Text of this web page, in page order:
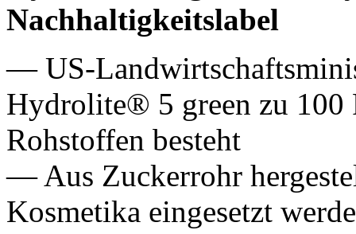
Nachhaltigkeitslabel
— US-
Hydrolite® 5 green zu 100
Rohstoffen besteht
— Aus Zuckerrohr
Kosmetika eingesetzt